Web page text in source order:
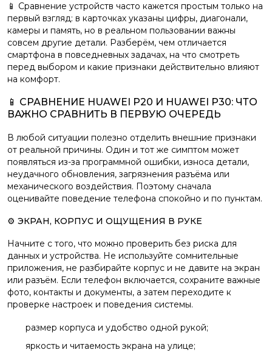
📱 Сравнение устройств часто кажется простым только на
первый взгляд: в карточках указаны цифры, диагонали,
камеры и память, но в реальном пользовании важны
совсем другие детали. Разберём, чем отличается
смартфона в повседневных задачах, на что смотреть
перед выбором и какие признаки действительно влияют
на комфорт.
📱 СРАВНЕНИЕ HUAWEI P20 И HUAWEI P30: ЧТО
ВАЖНО СРАВНИТЬ В ПЕРВУЮ ОЧЕРЕДЬ
В любой ситуации полезно отделить внешние признаки
от реальной причины. Один и тот же симптом может
появляться из-за программной ошибки, износа детали,
неудачного обновления, загрязнения разъёма или
механического воздействия. Поэтому сначала
оценивайте поведение телефона спокойно и по пунктам.
⚙️ ЭКРАН, КОРПУС И ОЩУЩЕНИЯ В РУКЕ
Начните с того, что можно проверить без риска для
данных и устройства. Не используйте сомнительные
приложения, не разбирайте корпус и не давите на экран
или разъём. Если телефон включается, сохраните важные
фото, контакты и документы, а затем переходите к
проверке настроек и поведения системы.
размер корпуса и удобство одной рукой;
яркость и читаемость экрана на улице;